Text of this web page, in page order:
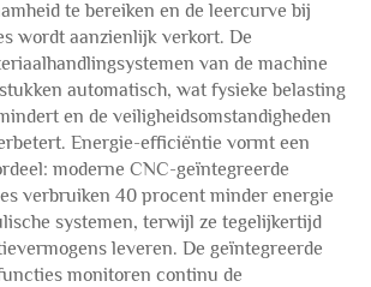
te bereiken en de leercurve bij
wordt aanzienlijk verkort. De
van de machine
automatisch, wat fysieke belasting
en de veiligheidsomstandigheden
Energie-efficiëntie vormt een
moderne CNC-geïntegreerde
verbruiken 40 procent minder energie
systemen, terwijl ze tegelijkertijd
leveren. De geïntegreerde
monitoren continu de